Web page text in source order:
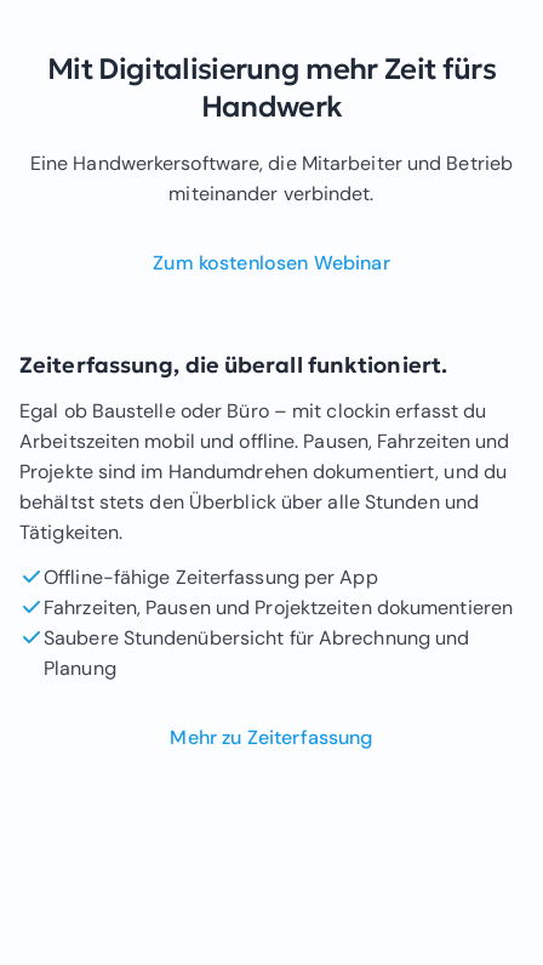
Mit Digitalisierung mehr Zeit fürs
Handwerk
Eine Handwerkersoftware, die Mitarbeiter und Betrieb
miteinander verbindet.
Zum kostenlosen Webinar
Zeiterfassung, die überall funktioniert.
Egal ob Baustelle oder Büro – mit clockin erfasst du
Arbeitszeiten mobil und offline. Pausen, Fahrzeiten und
Projekte sind im Handumdrehen dokumentiert, und du
behältst stets den Überblick über alle Stunden und
Tätigkeiten.
Offline-fähige Zeiterfassung per App
Fahrzeiten, Pausen und Projektzeiten dokumentieren
Saubere Stundenübersicht für Abrechnung und
Planung
Mehr zu Zeiterfassung